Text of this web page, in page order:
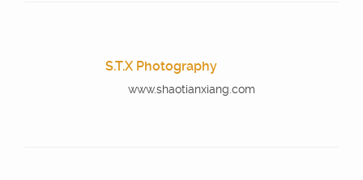
S.T.X Photography
www.shaotianxiang.com